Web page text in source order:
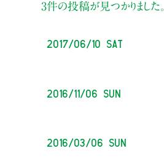
3件の投稿が見つかりました。
2017/06/10 Sat
2016/11/06 Sun
2016/03/06 Sun